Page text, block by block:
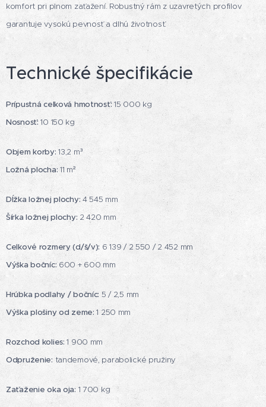
komfort pri plnom zaťažení. Robustný rám z uzavretých profilov
garantuje vysokú pevnosť a dlhú životnosť.
Technické špecifikácie
Prípustná celková hmotnosť: 15 000 kg
Nosnosť: 10 150 kg
Objem korby: 13,2 m³
Ložná plocha:11 m²
Dĺžka ložnej plochy:4 545 mm
Šírka ložnej plochy: 2 420 mm
Celkové rozmery (d/š/v): 6 139 / 2 550 / 2 452 mm
Výška bočníc:600 + 600 mm
Hrúbka podlahy / bočníc: 5 / 2,5 mm
Výška plošiny od zeme: 1 250 mm
Rozchod kolies: 1 900 mm
Odpruženie: tandemové, parabolické pružiny
Zaťaženie oka oja: 1 700 kg